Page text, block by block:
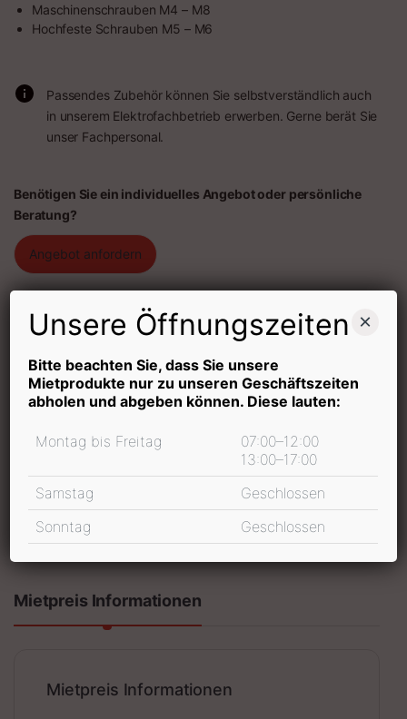
Maschinenschrauben M4 – M8
Hochfeste Schrauben M5 – M6
Passendes Zubehör können Sie selbstverständlich auch
in unserem Elektrofachbetrieb erwerben. Gerne berät Sie
unser Fachpersonal.
Benötigen Sie ein individuelles Angebot oder persönliche
Beratung?
Angebot anfordern
Abholtag €
Quantity
Mietdauer
In den Warenkorb
inkl. 19 % MwSt.
Mietpreis Informationen
Mietpreis Informationen
Unsere Öffnungszeiten
Bitte beachten Sie, dass Sie unsere
Mietprodukte nur zu unseren Geschäftszeiten
abholen und abgeben können. Diese lauten:
Montag bis Freitag
07:00–12:00
13:00–17:00
Samstag
Geschlossen
Sonntag
Geschlossen
×